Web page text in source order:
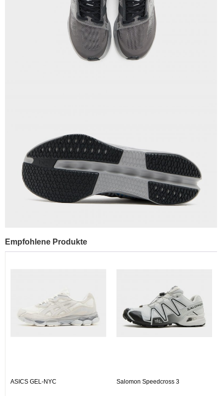
Empfohlene Produkte
ASICS GEL-NYC Salomon Speedcross 3